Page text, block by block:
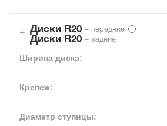
Диски R20 – передние
Диски R20 – задние